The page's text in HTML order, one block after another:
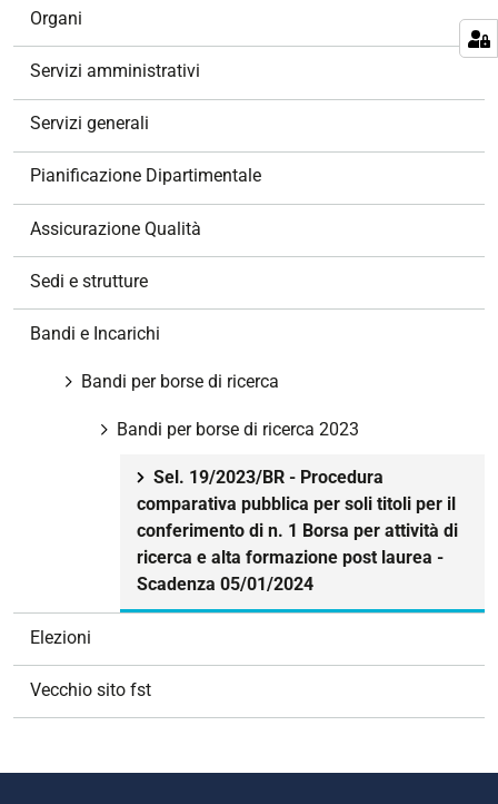
Organi
Servizi amministrativi
Servizi generali
Pianificazione Dipartimentale
Assicurazione Qualità
Sedi e strutture
Bandi e Incarichi
Bandi per borse di ricerca
Bandi per borse di ricerca 2023
Sel. 19/2023/BR - Procedura
comparativa pubblica per soli titoli per il
conferimento di n. 1 Borsa per attività di
ricerca e alta formazione post laurea -
Scadenza 05/01/2024
Elezioni
Vecchio sito fst